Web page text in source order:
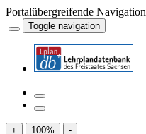
Portalübergreifende Navigation
Toggle navigation
+ 100% -